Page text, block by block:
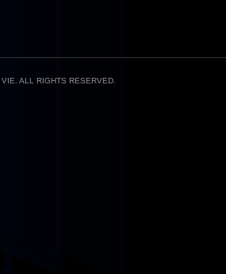
ALL RIGHTS RESERVED.